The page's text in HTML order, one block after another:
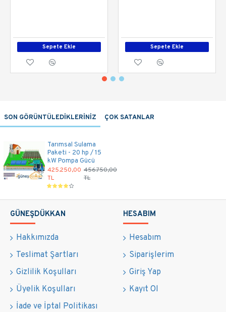
Sepete Ekle Sepete Ekle
SON GÖRÜNTÜLEDİKLERİNİZ ÇOK SATANLAR
Tarımsal Sulama
Paketi - 20 hp / 15
kW Pompa Gücü
425.250,00
TL
456.750,00
TL
GÜNEŞDÜKKAN
Hakkımızda
Teslimat Şartları
Gizlilik Koşulları
Üyelik Koşulları
İade ve İptal Politikası
HESABIM
Hesabım
Siparişlerim
Giriş Yap
Kayıt Ol